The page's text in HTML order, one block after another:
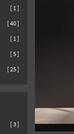
1
40
1
5
25
3